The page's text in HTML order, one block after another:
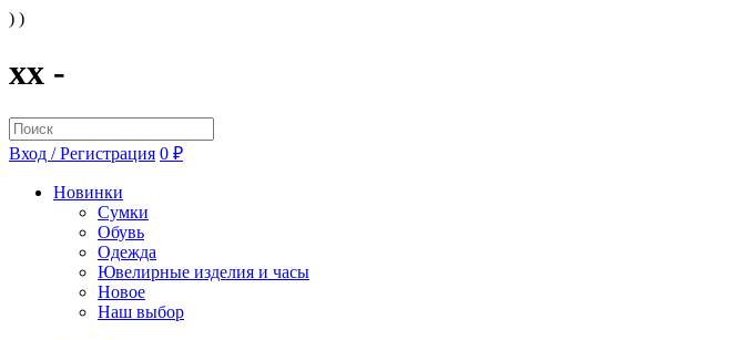
) )
xx -
Вход / Регистрация 0 ₽
Новинки
Сумки
Обувь
Одежда
Ювелирные изделия и часы
Новое
Наш выбор